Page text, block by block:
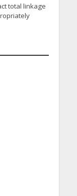
total linkage